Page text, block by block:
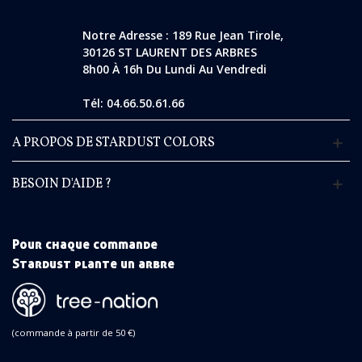
Notre Adresse : 189 Rue Jean Tirole,
30126 ST LAURENT DES ARBRES
8h00 À 16h Du Lundi Au Vendredi
Tél: 04.66.50.61.66
A PROPOS DE STARDUST COLORS
BESOIN D'AIDE ?
Pour chaque commande
Stardust plante un arbre
(commande à partir de 50 €)